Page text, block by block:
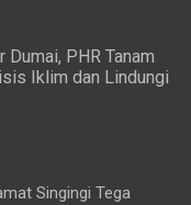
PHR Tanam
Iklim dan Lindungi
Singingi Tega